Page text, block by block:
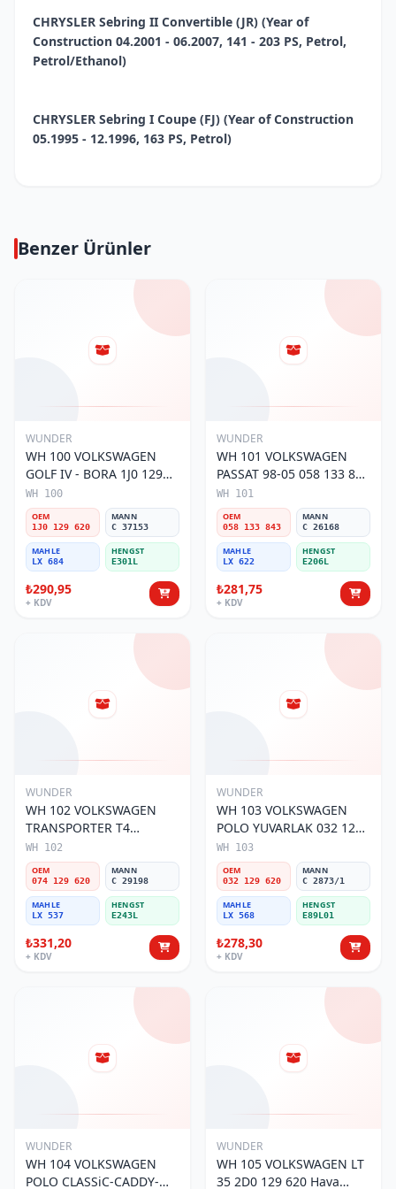
CHRYSLER Sebring II Convertible (JR) (Year of
Construction 04.2001 - 06.2007, 141 - 203 PS, Petrol,
Petrol/Ethanol)
CHRYSLER Sebring I Coupe (FJ) (Year of Construction
05.1995 - 12.1996, 163 PS, Petrol)
Benzer Ürünler
WUNDER
WH 100 VOLKSWAGEN
GOLF IV - BORA 1J0 129
620 Hava Filtresi
WH 100
OEM
1J0 129 620
MANN
C 37153
MAHLE
LX 684
HENGST
E301L
₺290,95
+ KDV
WUNDER
WH 101 VOLKSWAGEN
PASSAT 98-05 058 133 843
Hava Filtresi
WH 101
OEM
058 133 843
MANN
C 26168
MAHLE
LX 622
HENGST
E206L
₺281,75
+ KDV
WUNDER
WH 102 VOLKSWAGEN
TRANSPORTER T4
(SÜNGERSiZ) 074 129 620
Hava Filtresi
WH 102
OEM
074 129 620
MANN
C 29198
MAHLE
LX 537
HENGST
E243L
₺331,20
+ KDV
WUNDER
WH 103 VOLKSWAGEN
POLO YUVARLAK 032 129
620 Hava Filtresi
WH 103
OEM
032 129 620
MANN
C 2873/1
MAHLE
LX 568
HENGST
E89L01
₺278,30
+ KDV
WUNDER
WH 104 VOLKSWAGEN
POLO CLASSiC-CADDY-
WUNDER
WH 105 VOLKSWAGEN LT
35 2D0 129 620 Hava